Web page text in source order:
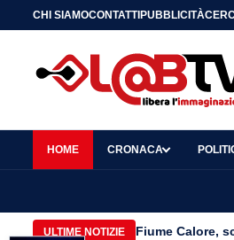
CHI SIAMOCONTATTIPUBBLICITÀ
HOME CRONACA
ULTIME NOTIZIE Fiume Calore,